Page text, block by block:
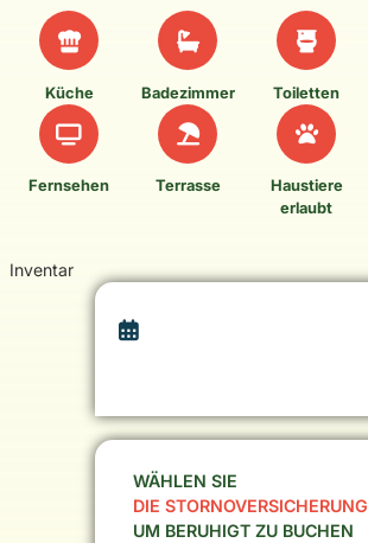
Küche Badezimmer Toiletten
Fernsehen Terrasse
Haustiere
erlaubt
Inventar
WÄHLEN SIE
DIE STORNOVERSICHERUNG
UM BERUHIGT ZU BUCHEN